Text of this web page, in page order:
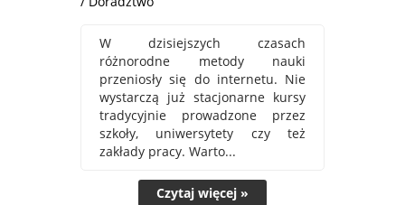
W dzisiejszych czasach
różnorodne metody nauki
przeniosły się do internetu. Nie
wystarczą już stacjonarne kursy
tradycyjnie prowadzone przez
szkoły, uniwersytety czy też
zakłady pracy. Warto...
Czytaj więcej »